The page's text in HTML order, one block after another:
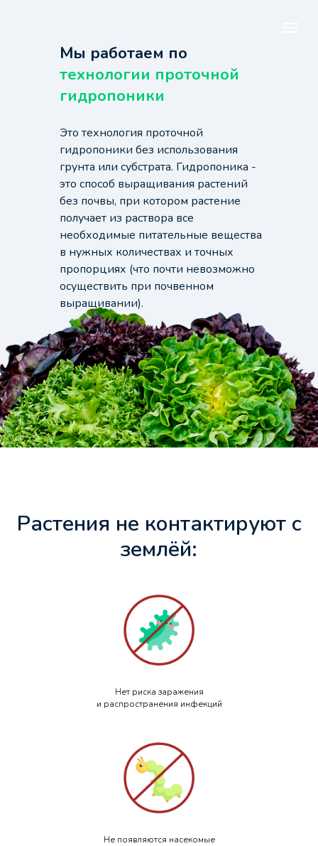
Мы работаем по
технологии проточной
гидропоники
Это технология проточной
гидропоники без использования
грунта или субстрата. Гидропоника -
это способ выращивания растений
без почвы, при котором растение
получает из раствора все
необходимые питательные вещества
в нужных количествах и точных
пропорциях (что почти невозможно
осуществить при почвенном
выращивании).
Растения не контактируют с
землёй:
Нет риска заражения
и распространения инфекций
Не появляются насекомые